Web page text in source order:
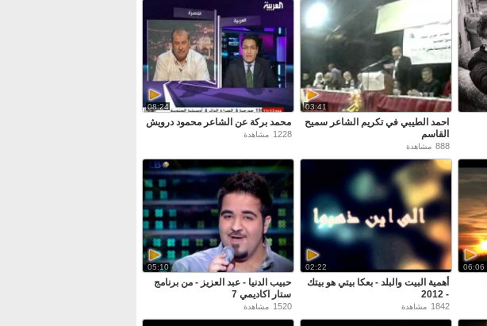
03:41
احمد الطيبي في تكريم الشاعر سميح
القاسم
888 مشاهدة
08:24
محمد بركة عن الشاعر محمود درويش
1228 مشاهدة
06:06
02:22
أهمية البيت والبلد - بعكا بيتي هو بيتك
- 2012
1842 مشاهدة
05:10
حبيب الدنيا - عبد العزيز - من برنامج
ستار اكاديمي 7
1520 مشاهدة